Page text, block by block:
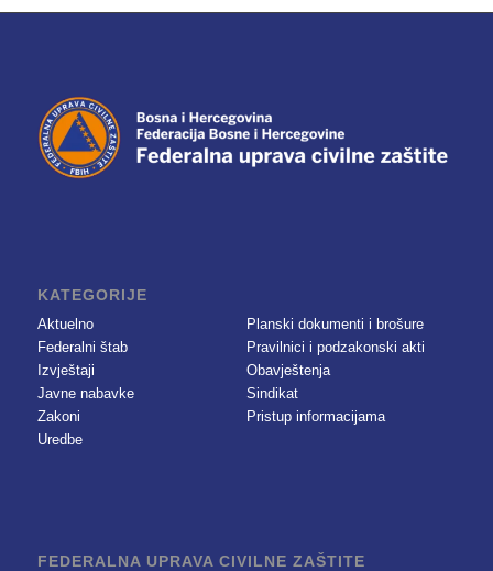
KATEGORIJE
Aktuelno
Federalni štab
Izvještaji
Javne nabavke
Zakoni
Uredbe
Planski dokumenti i brošure
Pravilnici i podzakonski akti
Obavještenja
Sindikat
Pristup informacijama
FEDERALNA UPRAVA CIVILNE ZAŠTITE